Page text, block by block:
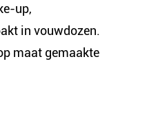
up,
in vouwdozen.
maat gemaakte